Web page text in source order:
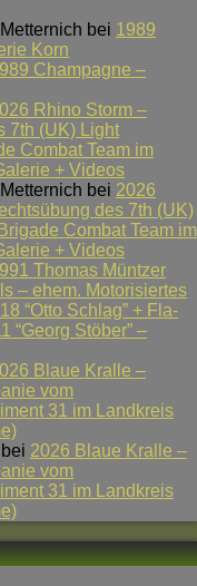
bei 1989
Korn
Champagne –
Rhino Storm –
7th (UK) Light
Combat Team im
+ Videos
bei 2026
des 7th (UK)
Combat Team im
+ Videos
Thomas Müntzer
– ehem. Motorisiertes
“Otto Schlag” + Fla-
“Georg Stöber” –
Blaue Kralle –
vom
31 im Landkreis
bei 2026 Blaue Kralle –
vom
31 im Landkreis